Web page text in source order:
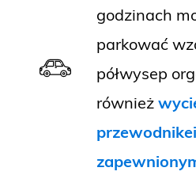
godzinach
parkować
półwysep
również